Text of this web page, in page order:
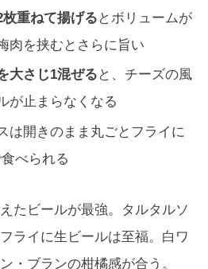
枚重ねて揚げる とボリュームが
肉を挟むとさらに旨い
大さじ1混ぜる と、チーズの風
が止まらなくなる
は開きのまま丸ごとフライに
べられる
えたビールが最強。タルタルソ
ライに生ビールは至福。白ワ
・ブランの柑橘感が合う。